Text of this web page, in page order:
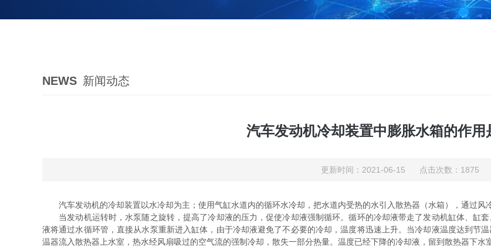
NEWS 新闻动态
汽车发动机冷却装置中膨胀水箱的作用
更新时间：2021-06-15 点击次数：1875
汽车发动机的冷却装置以水冷却为主；使用气缸水道内的循环水冷却，把水道内受热的水引入散热器（水箱），通过风
当发动机运转时，水泵随之旋转，提高了冷却液的压力，促使冷却液强制循环。循环的冷却液带走了发动机缸体、缸
液将通过水循环管，直接从水泵重新进入缸体，由于冷却液避免了不必要的冷却，温度将迅速上升。当冷却液温度达到节
温器流入散热器上水室，热水经风扇吸过的空气流的强制冷却，散失一部分热量。温度已经下降的冷却液，留到散热器下水